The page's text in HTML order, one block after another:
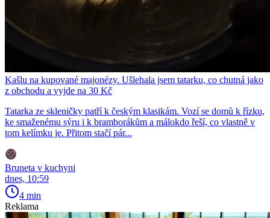
Kašlu na kupované majonézy. Ušlehala jsem tatarku, co chutná jako
z obchodu a vyjde na 30 Kč
Tatarka ze skleničky patří k českým klasikám. Vozí se domů k řízku,
ke smaženému sýru i k bramborákům a málokdo řeší, co vlastně v
tom kelímku je. Přitom stačí pár...
Bruneta v kuchyni
dnes, 10:59
4 min
Reklama